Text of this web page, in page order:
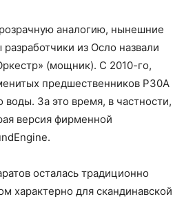
аналогию, нынешние
из Осло назвали
(мощник). С 2010-го,
предшественников P30A
За это время, в частности,
версия фирменной
осталась традиционно
характерно для скандинавской